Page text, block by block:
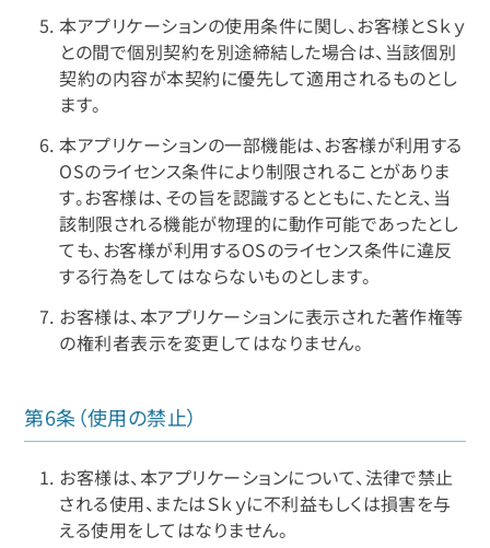
本アプリケーションの使用条件に関し、お客様とＳｋｙ
との間で個別契約を別途締結した場合は、当該個別
契約の内容が本契約に優先して適用されるものとし
ます。
本アプリケーションの一部機能は、お客様が利用する
OSのライセンス条件により制限されることがありま
す。お客様は、その旨を認識するとともに、たとえ、当
該制限される機能が物理的に動作可能であったとし
ても、お客様が利用するOSのライセンス条件に違反
する行為をしてはならないものとします。
お客様は、本アプリケーションに表示された著作権等
の権利者表示を変更してはなりません。
第6条（使用の禁止）
お客様は、本アプリケーションについて、法律で禁止
される使用、またはＳｋｙに不利益もしくは損害を与
える使用をしてはなりません。